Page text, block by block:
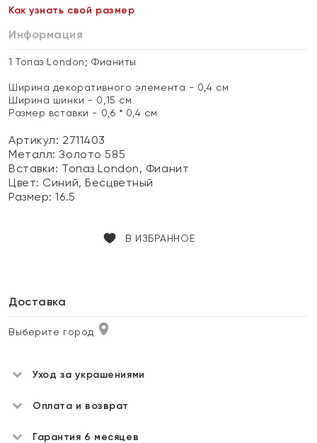
Как узнать свой размер
Информация
1 Топаз London; Фианиты
Ширина декоративного элемента - 0,4 см
Ширина шинки - 0,15 см
Размер вставки - 0,6 * 0,4 см
Артикул: 2711403
Металл:Золото 585
Вставки: Топаз London, Фианит
Цвет: Синий, Бесцветный
Размер:16.5
В ИЗБРАННОЕ
Доставка
Выберите город
Уход за украшениями
Оплата и возврат
Гарантия 6 месяцев